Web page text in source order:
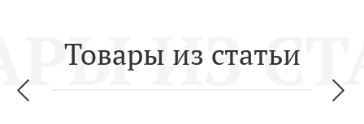
Товары из статьи